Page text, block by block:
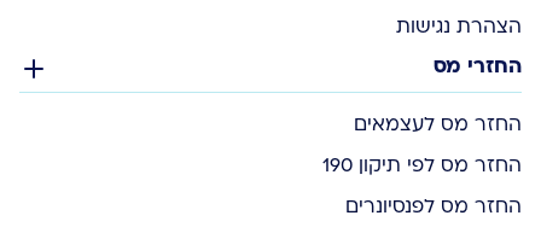
הצהרת נגישות
החזרי מס
החזר מס לעצמאים
החזר מס לפי תיקון 190
החזר מס לפנסיונרים